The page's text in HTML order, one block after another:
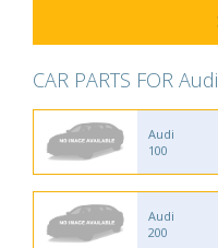
CAR PARTS FOR Audi
Audi
100
Audi
200